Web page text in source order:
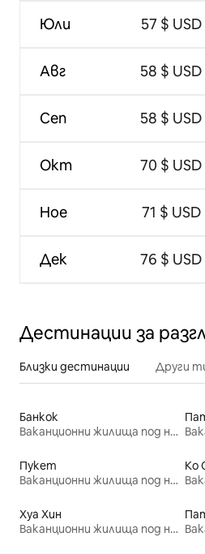
Юли
Авг
Сеп
Окт
Ное
Дек
57 $ USD
58 $ USD
58 $ USD
70 $ USD
71 $ USD
76 $ USD
Дестинации за
Близки дестинации Други
Банкок
Ваканционни жилища под наем
Пукет
Ваканционни жилища под наем
Ко
Хуа Хин
Ваканционни жилища под наем